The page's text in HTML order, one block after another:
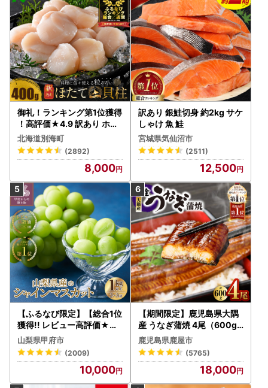
御礼！ランキング第1位獲得
！高評価★4.9 訳あり ホタ
テ 400g（ほたて 帆立 貝柱
冷凍 ）
北海道別海町
(2892)
8,000
訳あり 銀鮭切身 約2kg サケ
しゃけ 魚 鮭
宮城県気仙沼市
(2511)
12,500
【ふるなび限定】【総合1位
獲得!! レビュー高評価★】
〈2026年度配送分〉山梨
県産 シャインマスカット 2
～3房（1.0kg以上）シャイ
ン フルーツ FN-Limited-S
P
山梨県甲府市
(2009)
10,000
【期間限定】鹿児島県大隅
産 うなぎ蒲焼 4尾（600g
） KN007-004-04-cp18
うなぎ 鰻 魚 惣菜 総菜
鹿児島県鹿屋市
(5765)
18,000